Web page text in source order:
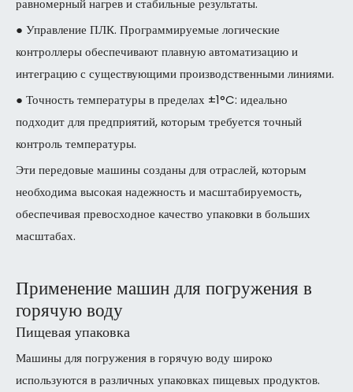
● Управление ПЛК. Программируемые логические
контроллеры обеспечивают плавную автоматизацию и
интеграцию с существующими производственными линиями.
● Точность температуры в пределах ±1°C: идеально
подходит для предприятий, которым требуется точный
контроль температуры.
Эти передовые машины созданы для отраслей, которым
необходима высокая надежность и масштабируемость,
обеспечивая превосходное качество упаковки в больших
масштабах.
Применение машин для погружения в
горячую воду
Пищевая упаковка
Машины для погружения в горячую воду широко
используются в различных упаковках пищевых продуктов.